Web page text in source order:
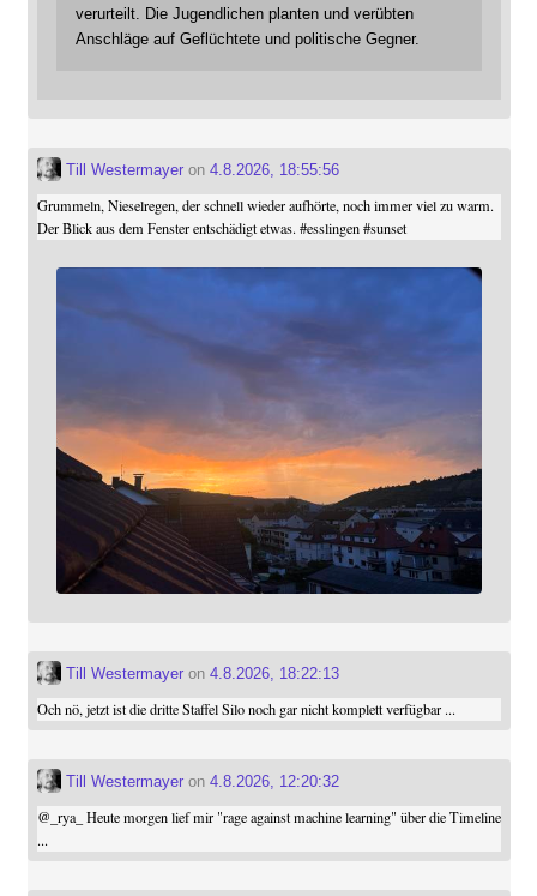
verurteilt. Die Jugendlichen planten und verübten
Anschläge auf Geflüchtete und politische Gegner.
Till Westermayeron 4.8.2026, 18:55:56
Grummeln, Nieselregen, der schnell wieder aufhörte, noch immer viel zu warm.
Der Blick aus dem Fenster entschädigt etwas.#esslingen #sunset
Till Westermayeron 4.8.2026, 18:22:13
Och nö, jetzt ist die dritte Staffel Silo noch gar nicht komplett verfügbar ...
Till Westermayeron 4.8.2026, 12:20:32
@ _rya_ Heute morgen lief mir "rage against machine learning" über die Timeline
...